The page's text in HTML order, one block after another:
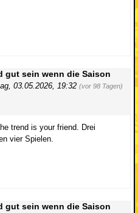
gut sein wenn die Saison
03.05.2026, 19:32 (vor 98 Tagen)
trend is your friend. Drei
vier Spielen.
gut sein wenn die Saison